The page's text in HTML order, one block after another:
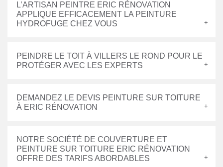
L’ARTISAN PEINTRE ERIC RÉNOVATION
APPLIQUE EFFICACEMENT LA PEINTURE
HYDROFUGE CHEZ VOUS
PEINDRE LE TOIT À VILLERS LE ROND POUR LE
PROTÉGER AVEC LES EXPERTS
DEMANDEZ LE DEVIS PEINTURE SUR TOITURE
À ERIC RÉNOVATION
NOTRE SOCIÉTÉ DE COUVERTURE ET
PEINTURE SUR TOITURE ERIC RÉNOVATION
OFFRE DES TARIFS ABORDABLES